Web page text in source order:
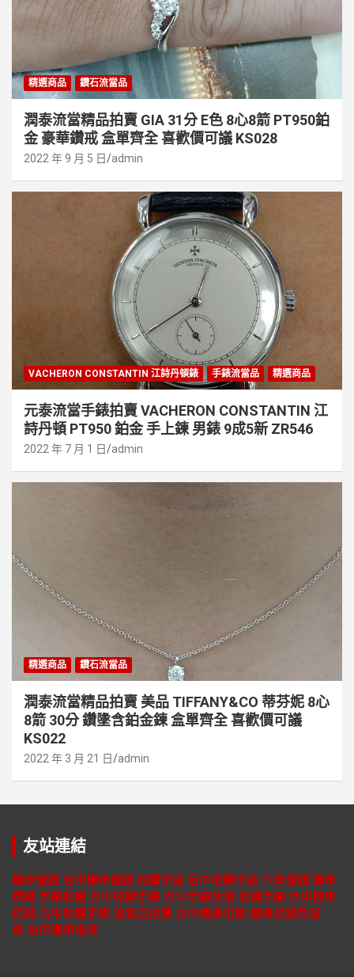
精選商品 鑽石流當品
潤泰流當精品拍賣 GIA 31分 E色 8心8箭 PT950鉑
金 豪華鑽戒 盒單齊全 喜歡價可議 KS028
2022 年 9 月 5 日 admin
VACHERON CONSTANTIN 江詩丹頓錶 手錶流當品 精選商品
元泰流當手錶拍賣 VACHERON CONSTANTIN 江
詩丹頓 PT950 鉑金 手上鍊 男錶 9成5新 ZR546
2022 年 7 月 1 日 admin
精選商品 鑽石流當品
潤泰流當精品拍賣 美品 TIFFANY&CO 蒂芬妮 8心
8箭 30分 鑽墬含鉑金鍊 盒單齊全 喜歡價可議
KS022
2022 年 3 月 21 日 admin
友站連結
機車借錢 台中機車借錢 收購手錶 台中收購手錶 汽車借錢 機車
借錢 手錶收購 台中收購手錶 台中手錶估價 收購手錶 台中機車
借錢 台中收購手錶 流當品拍賣 台中機車借款 機車借錢免留
車 台中機車借款